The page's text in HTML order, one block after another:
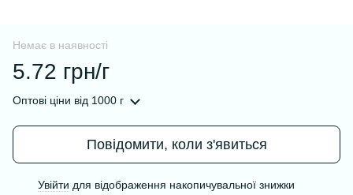
Немає в наявності
5.72 грн/г
Оптові ціни від 1000 г
Повідомити, коли з'явиться
Увійти для відображення накопичувальної знижки